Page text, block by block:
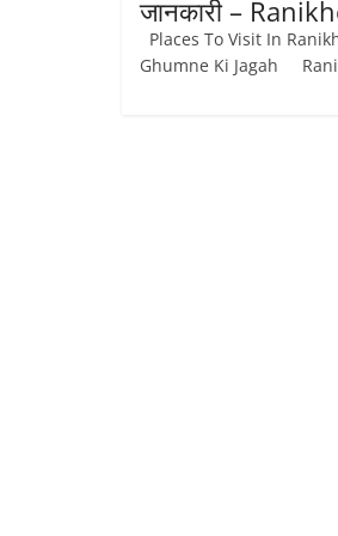
जानकारी –
Places To Visit In
Ghumne Ki Jagah